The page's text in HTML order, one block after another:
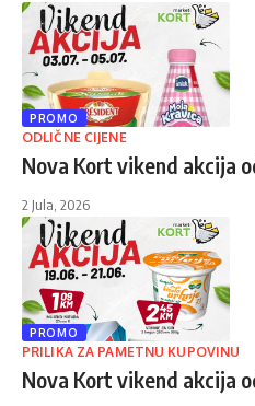
PROMO
ODLIČNE CIJENE
Nova Kort vikend akcija
2 Jula, 2026
PROMO
PRILIKA ZA PAMETNU KUPOVINU
Nova Kort vikend akcija